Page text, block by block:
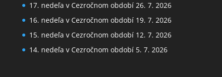
17. nedeľa v Cezročnom období 26. 7. 2026
16. nedeľa v Cezročnom období 19. 7. 2026
15. nedeľa v Cezročnom období 12. 7. 2026
14. nedeľa v Cezročnom období 5. 7. 2026